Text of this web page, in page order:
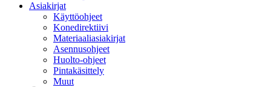
Asiakirjat
Käyttöohjeet
Konedirektiivi
Materiaaliasiakirjat
Asennusohjeet
Huolto-ohjeet
Pintakäsittely
Muut